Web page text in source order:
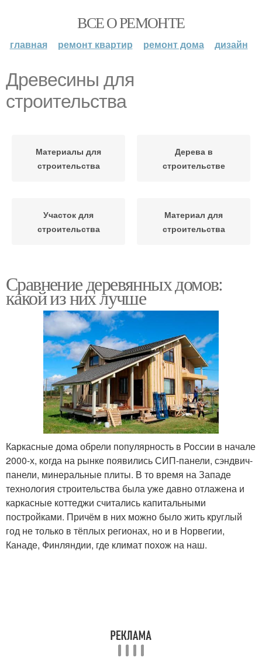
ВСЕ О РЕМОНТЕ
главная ремонт квартир ремонт дома дизайн
Древесины для
строительства
Материалы для
строительства
Дерева в
строительстве
Участок для
строительства
Материал для
строительства
Сравнение деревянных домов:
какой из них лучше
Каркасные дома обрели популярность в России в начале
2000-х, когда на рынке появились СИП-панели, сэндвич-
панели, минеральные плиты. В то время на Западе
технология строительства была уже давно отлажена и
каркасные коттеджи считались капитальными
постройками. Причём в них можно было жить круглый
год не только в тёплых регионах, но и в Норвегии,
Канаде, Финляндии, где климат похож на наш.